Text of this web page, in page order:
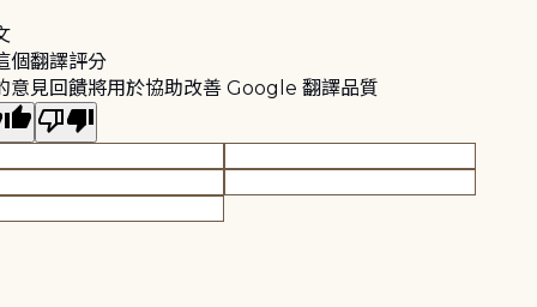
個翻譯評分
意見回饋將用於協助改善 Google 翻譯品質